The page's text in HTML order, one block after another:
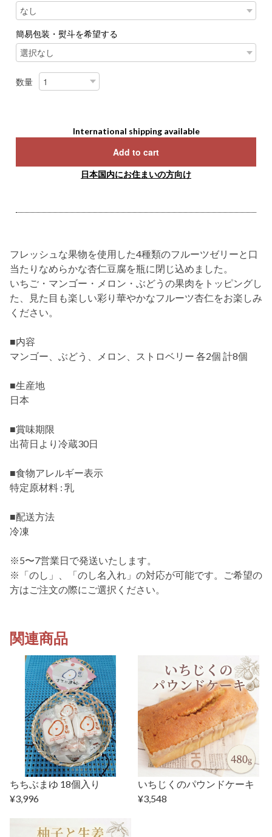
簡易包装・熨斗を希望する
数量
International shipping available
Add to cart
日本国内にお住まいの方向け
フレッシュな果物を使用した4種類のフルーツゼリーと口
当たりなめらかな杏仁豆腐を瓶に閉じ込めました。
いちご・マンゴー・メロン・ぶどうの果肉をトッピングし
た、見た目も楽しい彩り華やかなフルーツ杏仁をお楽しみ
ください。
■内容
マンゴー、ぶどう、メロン、ストロベリー 各2個 計8個
■生産地
日本
■賞味期限
出荷日より冷蔵30日
■食物アレルギー表示
特定原材料 : 乳
■配送方法
冷凍
※5〜7営業日で発送いたします。
※「のし」、「のし名入れ」の対応が可能です。ご希望の
方はご注文の際にご選択ください。
関連商品
ちちぶまゆ 18個入り
¥3,996
いちじくのパウンドケーキ
¥3,548